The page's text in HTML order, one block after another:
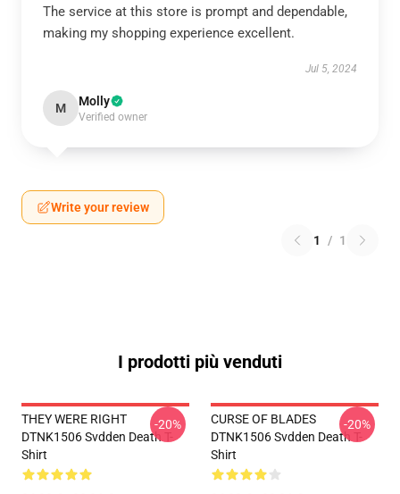
The service at this store is prompt and dependable,
making my shopping experience excellent.
Jul 5, 2024
M Molly
Verified owner
Write your review
1 / 1
I prodotti più venduti
THEY WERE RIGHT
DTNK1506 Svdden Death T-
Shirt
-20%
CURSE OF BLADES
DTNK1506 Svdden Death T-
Shirt
-20%